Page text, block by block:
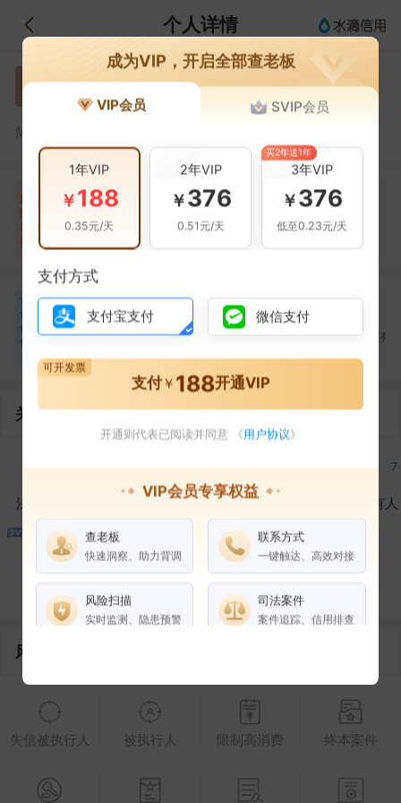
个人详情
蒋 蒋青
简介：
风
险
扫
描
自身风险
暂无风险
关联风险
开庭公告(7条)
提示信息
当前企业(0条)
合
作
伙
伴
徐 徐乃英
合作2次
江苏城印公共设施有限
蒋 合作2次
江苏城印公共设施有限
王 王玉龙
中警智能安防江苏有限
关联企业
7
法定代表人
6
对外投资
12
在外任职
7
作为受益所有人
4
控制企业
4
风险信息
失信被执行人 被执行人 限制高消费 终本案件
成为VIP，开启全部查老板
VIP会员 SVIP会员
1年VIP
￥188
0.35元/天
2年VIP
￥376
0.51元/天
3年VIP
￥376
低至0.23元/天
买2年送1年
支付方式
支付宝支付 微信支付
支付￥ 188开通VIP
可开发票
开通则代表已阅读并同意 《用户协议》
VIP会员专享权益
查老板
快速洞察、助力背调
联系方式
一键触达、高效对接
风险扫描
实时监测、隐患预警
司法案件
案件追踪、信用排查
权益说明 VIP会员 SVIP会员
企业全部电话